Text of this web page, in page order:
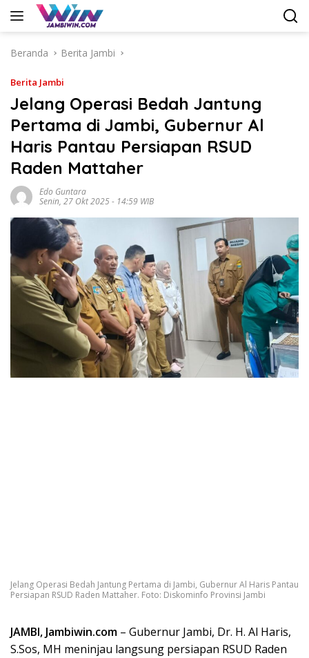
Langsung
Beranda
Berita Jambi
Berita Jambi
Jelang Operasi Bedah Jantung
Pertama di Jambi, Gubernur Al
Haris Pantau Persiapan RSUD
Raden Mattaher
Edo Guntara
Senin, 27 Okt 2025 - 14:59 WIB
Jelang Operasi Bedah Jantung Pertama di Jambi, Gubernur Al Haris Pantau
Persiapan RSUD Raden Mattaher. Foto: Diskominfo Provinsi Jambi
JAMBI, Jambiwin.com – Gubernur Jambi, Dr. H. Al Haris,
S.Sos, MH meninjau langsung persiapan RSUD Raden